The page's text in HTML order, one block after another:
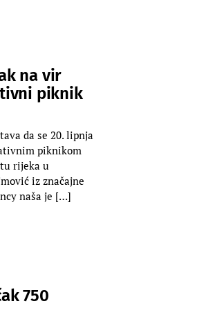
na vir
piknik
da se 20. lipnja
piknikom
rijeka u
iz značajne
naša je […]
750